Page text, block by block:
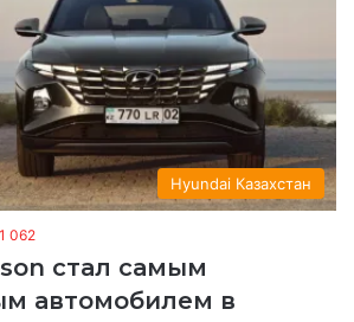
Hyundai Казахстан
1 062
стал самым
автомобилем в